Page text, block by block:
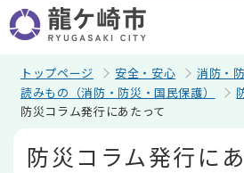
トップページ 安全・安心
消防・
読みもの（消防・防災・国民保護）
防災コラム発行にあたって
防災コラム発行に